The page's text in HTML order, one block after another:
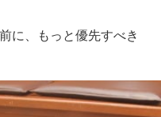
に、もっと優先すべき